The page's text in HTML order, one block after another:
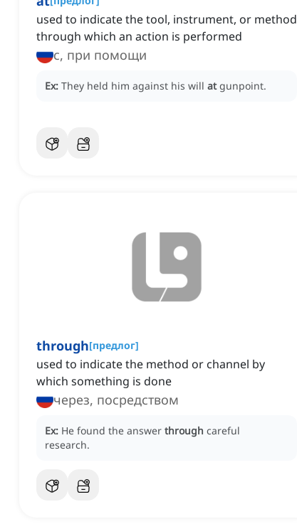
used to indicate the tool, instrument, or method
through which an action is performed
с, при помощи
Ex: They held him against his will at gunpoint.
through[предлог]
used to indicate the method or channel by
which something is done
через, посредством
Ex: He found the answer through careful
research.